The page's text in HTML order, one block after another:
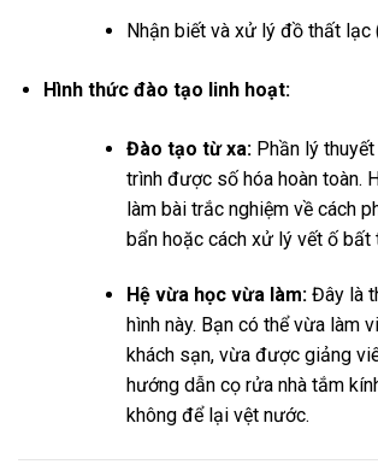
Nhận biết và xử lý đồ thất lạc
Hình thức đào tạo linh hoạt:
Đào tạo từ xa:Phần lý thuyết
trình được số hóa hoàn toàn.
làm bài trắc nghiệm về cách
bẩn hoặc cách xử lý vết ố bất
Hệ vừa học vừa làm:Đây là
hình này. Bạn có thể vừa làm
khách sạn, vừa được giảng
hướng dẫn cọ rửa nhà tắm
không để lại vệt nước.